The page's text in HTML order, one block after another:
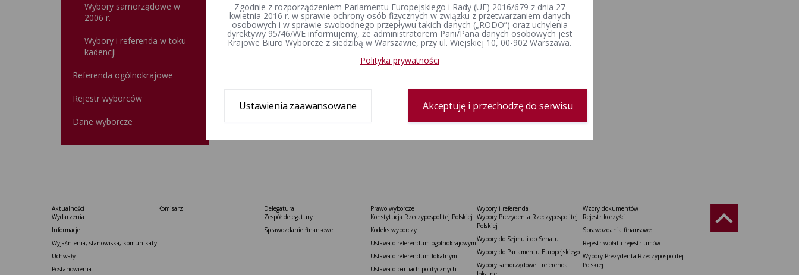
Wybory samorządowe w
2006 r.
Wybory i referenda w toku
kadencji
Referenda ogólnokrajowe
Rejestr wyborców
Dane wyborcze
Aktualności
Wydarzenia
Informacje
Wyjaśnienia, stanowiska, komunikaty
Uchwały
Postanowienia
Komisarz
Delegatura
Zespół delegatury
Sprawozdanie finansowe
Prawo wyborcze
Konstytucja Rzeczypospolitej Polskiej​
Kodeks wyborczy
Ustawa o referendum ogólnokrajowym
Ustawa o referendum lokalnym
Ustawa o partiach politycznych
Wybory i referenda
Wybory Prezydenta Rzeczypospolitej
Polskiej
Wybory do Sejmu i do Senatu
Wybory do Parlamentu Europejskiego
Wybory samorządowe i referenda
Wzory dokumentów
Rejestr korzyści
Sprawozdania finansowe
Rejestr wpłat i rejestr umów
Wybory Prezydenta Rzeczypospolitej
Polskiej
Zgodnie z rozporządzeniem Parlamentu Europejskiego i Rady (UE) 2016/679 z dnia 27
kwietnia 2016 r. w sprawie ochrony osób fizycznych w związku z przetwarzaniem danych
osobowych i w sprawie swobodnego przepływu takich danych („RODO”) oraz uchylenia
dyrektywy 95/46/WE informujemy, że administratorem Pani/Pana danych osobowych jest
Krajowe Biuro Wyborcze z siedzibą w Warszawie, przy ul. Wiejskiej 10, 00-902 Warszawa.
Polityka prywatności
Ustawienia zaawansowane Akceptuję i przechodzę do serwisu